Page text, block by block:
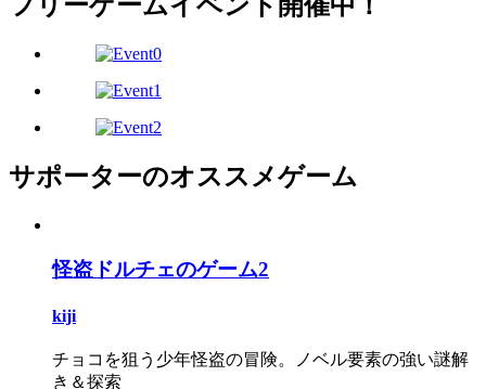
フリーゲームイベント開催中！
サポーターのオススメゲーム
怪盗ドルチェのゲーム2
kiji
チョコを狙う少年怪盗の冒険。ノベル要素の強い謎解
き＆探索